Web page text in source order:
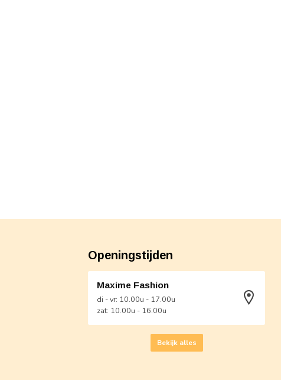
Openingstijden
Maxime Fashion
di - vr: 10.00u - 17.00u
zat: 10.00u - 16.00u
Bekijk alles